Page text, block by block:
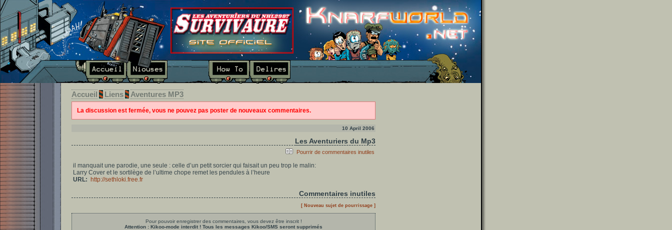
Accueil Liens Aventures MP3
La discussion est fermée, vous ne pouvez pas poster de nouveaux commentaires.
10 April 2006
Les Aventuriers du Mp3
Pourrir de commentaires inutiles
il manquait une parodie, une seule : celle d’un petit sorcier qui faisait un peu trop le malin:
Larry Cover et le sortilège de l’ultime chope remet les pendules à l’heure
URL:
http://sethloki.free.fr
Commentaires inutiles
[ Nouveau sujet de pourrissage ]
Pour pouvoir enregistrer des commentaires, vous devez être inscrit !
Attention : Kikoo-mode interdit ! Tous les messages Kikoo/SMS seront supprimés